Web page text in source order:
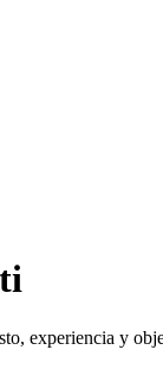
experiencia y